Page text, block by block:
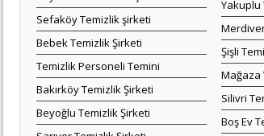
Sefaköy Temizlik şirketi
Bebek Temizlik Şirketi
Temizlik Personeli Temini
Bakırköy Temizlik Şirketi
Beyoğlu Temizlik Şirketi
Yakuplu
Şişli
Mağaza
Silivri
Boş Ev